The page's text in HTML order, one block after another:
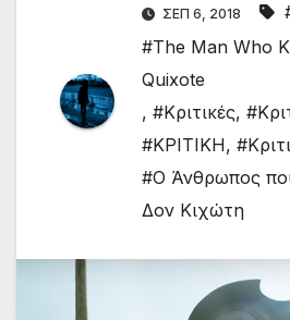
ΣΕΠ 6, 2018
#The Man Who
Quixote
, #Κριτικές,
#ΚΡΙΤΙΚΗ,
#Ο Άνθρωπος
Δον Κιχώτη